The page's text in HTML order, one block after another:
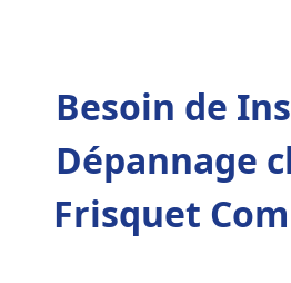
Besoin de
Dépannage
Frisquet